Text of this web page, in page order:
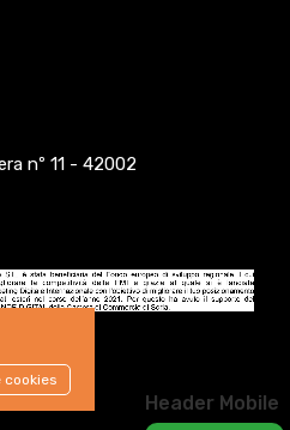
cookies
Header Mobile
nº 11 - 42002